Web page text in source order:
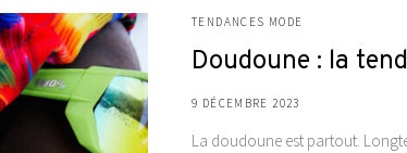
TENDANCES MODE
Doudoune : la
9 DÉCEMBRE 2023
La doudoune est partout.